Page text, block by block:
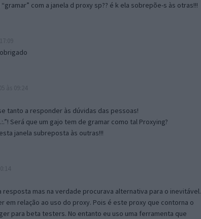
com a janela d proxy sp?? é k ela sobrepõe-s às otras!!!
tanto a responder às dúvidas das pessoas!
Será que um gajo tem de gramar como tal Proxying?
janela subreposta às outras!!!
mas na verdade procurava alternativa para o inevitável.
em relação ao uso do proxy. Pois é este proxy que contorna o
para beta testers. No entanto eu uso uma ferramenta que